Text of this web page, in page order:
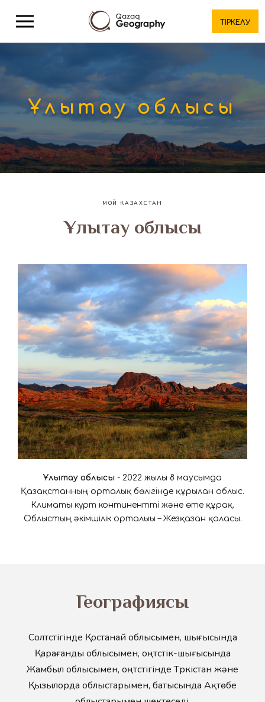
ТІРКЕЛУ
Ұлытау облысы
МОЙ КАЗАХСТАН
Ұлытау облысы
Ұлытау облысы - 2022 жылғы 8 маусымда
Қазақстанның орталық бөлігінде құрылған облыс.
Климаты күрт континентті және өте құрғақ.
Облыстың әкімшілік орталығы – Жезқазған қаласы.
Географиясы
Солтүстігінде Қостанай облысымен, шығысында
Қарағанды облысымен, оңтүстік-шығысында
Жамбыл облысымен, оңтүстігінде Түркістан және
Қызылорда облыстарымен, батысында Ақтөбе